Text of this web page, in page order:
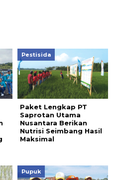
Pestisida
Paket Lengkap PT
Saprotan Utama
Nusantara Berikan
Nutrisi Seimbang Hasil
Maksimal
Pupuk